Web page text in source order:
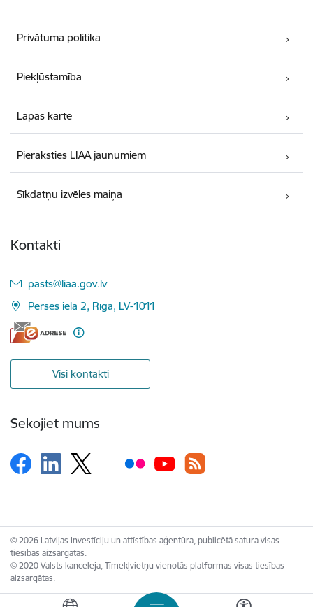
Privātuma politika
Piekļūstamība
Lapas karte
Pieraksties LIAA jaunumiem
Sīkdatņu izvēles maiņa
Kontakti
E-pasts:
pasts@liaa.gov.lv
Pērses iela 2, Rīga, LV-1011
Visi kontakti
Sekojiet mums
© 2026 Latvijas Investīciju un attīstības aģentūra, publicētā satura visas
tiesības aizsargātas.
© 2020 Valsts kanceleja, Tīmekļvietņu vienotās platformas visas tiesības
aizsargātas.